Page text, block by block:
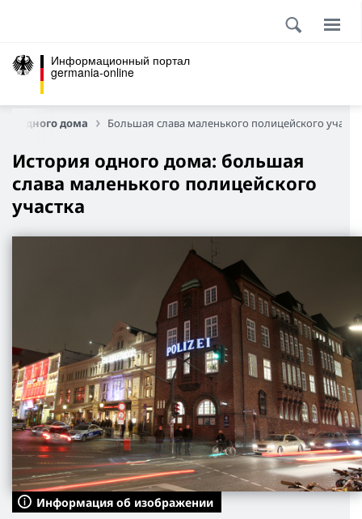
Информационный портал
germania-online
одного дома Большая слава маленького полицейского
История одного дома: большая
слава маленького полицейского
участка
Информация об изображении